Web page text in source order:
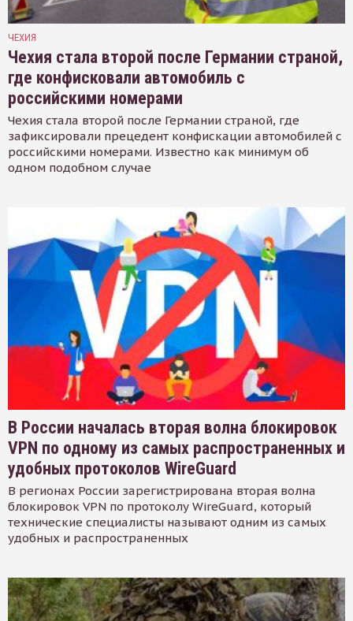
ЧЕХИЯ
Чехия стала второй после Германии страной,
где конфисковали автомобиль с
российскими номерами
Чехия стала второй после Германии страной, где
зафиксировали прецедент конфискации автомобилей с
российскими номерами. Известно как минимум об
одном подобном случае
В России началась вторая волна блокировок
VPN по одному из самых распространенных и
удобных протоколов WireGuard
В регионах России зарегистрирована вторая волна
блокировок VPN по протоколу WireGuard, который
технические специалисты называют одним из самых
удобных и распространенных